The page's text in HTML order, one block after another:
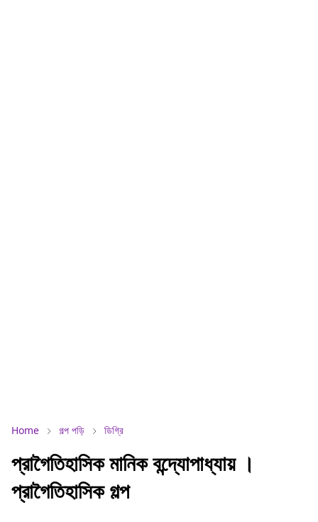
Home গল্প পড়ি ডিগ্রি
প্রাগৈতিহাসিক মানিক বন্দ্যোপাধ্যায় ।
প্রাগৈতিহাসিক গল্প